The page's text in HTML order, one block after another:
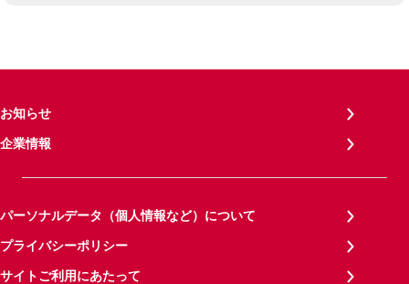
お知らせ
企業情報
パーソナルデータ（個人情報など）について
プライバシーポリシー
サイトご利用にあたって